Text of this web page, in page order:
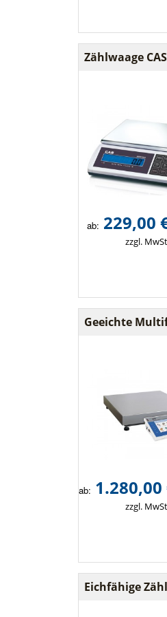
Zählwaage
ab: 229,00
zzgl.
Geeichte
ab: 1.280,00
zzgl.
Eichfähige